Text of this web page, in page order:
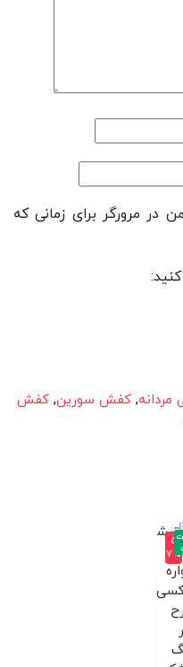
در مرورگر برای زمانی که
مردانه,کفش سورین,کفش
-5
7%